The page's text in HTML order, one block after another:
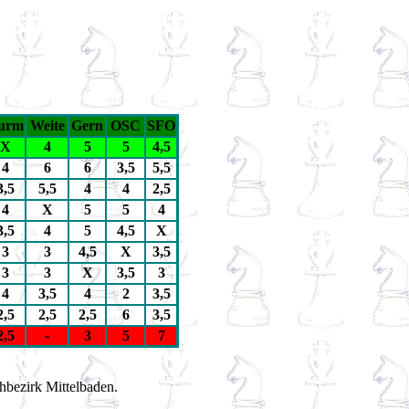
Weite Gern OSC SFO
X
4 5 5
4,5
4
6 6 3,5
5,5
5,5 4 4
2,5
4
X 5 5
4
4 5 4,5
X
3
3 4,5 X
3,5
3
3 X 3,5
3
4
3,5 4 2
3,5
2,5 2,5 6
3,5
- 3 5 7
Mittelbaden.